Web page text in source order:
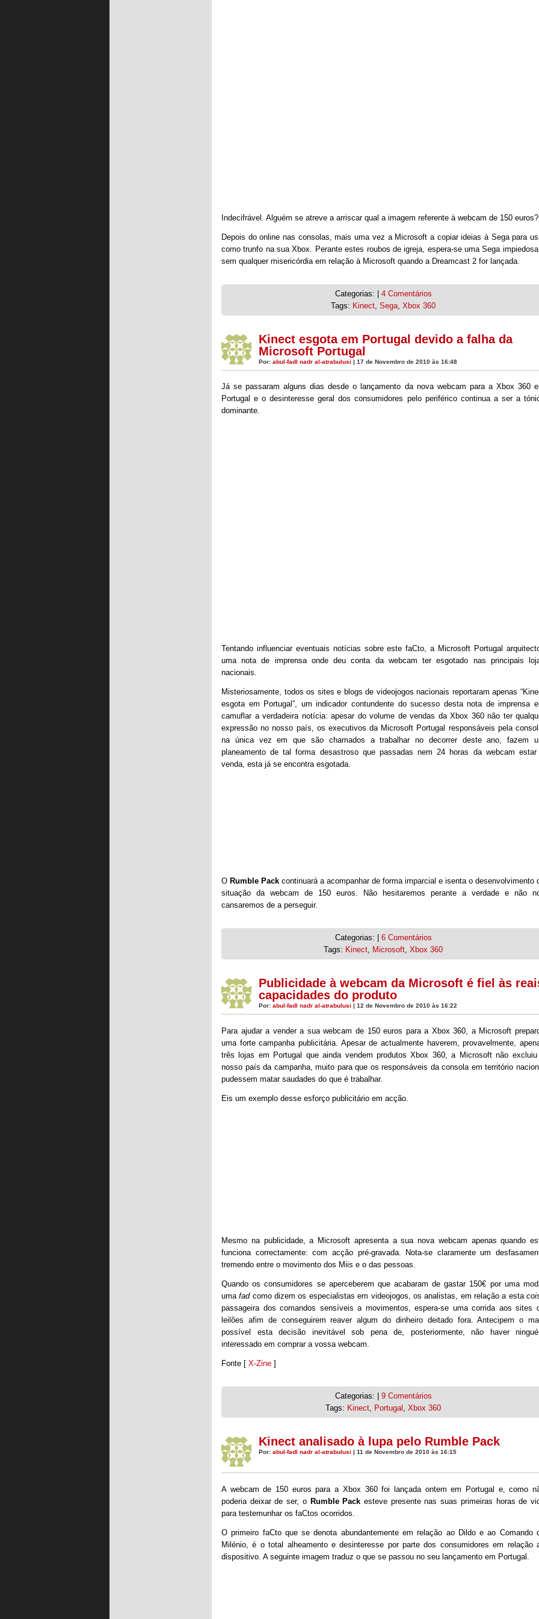
Indecifrável. Alguém se atreve a arriscar qual a imagem referente à webcam de 150 euros?
Depois do online nas consolas, mais uma vez a Microsoft a copiar ideias à Sega para
como trunfo na sua Xbox. Perante estes roubos de igreja, espera-se uma Sega
sem qualquer misericórdia em relação à Microsoft quando a Dreamcast 2 for lançada.
Categorias: | 4 Comentários
Tags: Kinect Sega Xbox 360
Kinect esgota em Portugal devido a falha da
Microsoft Portugal
Por: abul-fadl nadr al-atrabulusi | 17 de Novembro de 2010 às 16:48
Já se passaram alguns dias desde o lançamento da nova webcam para a Xbox 360
Portugal e o desinteresse geral dos consumidores pelo periférico continua a ser a
dominante.
Tentando influenciar eventuais notícias sobre este faCto, a Microsoft Portugal
uma nota de imprensa onde deu conta da webcam ter esgotado nas principais
nacionais.
Misteriosamente, todos os sites e blogs de videojogos nacionais reportaram apenas
esgota em Portugal”, um indicador contundente do sucesso desta nota de imprensa
camuflar a verdadeira notícia: apesar do volume de vendas da Xbox 360 não ter
expressão no nosso país, os executivos da Microsoft Portugal responsáveis pela
na única vez em que são chamados a trabalhar no decorrer deste ano, fazem
planeamento de tal forma desastroso que passadas nem 24 horas da webcam
venda, esta já se encontra esgotada.
O Rumble Pack continuará a acompanhar de forma imparcial e isenta o desenvolvimento
situação da webcam de 150 euros. Não hesitaremos perante a verdade e não
cansaremos de a perseguir.
Categorias: | 6 Comentários
Tags: Kinect, Microsoft, Xbox 360
Publicidade à webcam da Microsoft é fiel às
capacidades do produto
Por: abul-fadl nadr al-atrabulusi | 12 de Novembro de 2010 às 16:22
Para ajudar a vender a sua webcam de 150 euros para a Xbox 360, a Microsoft
uma forte campanha publicitária. Apesar de actualmente haverem, provavelmente,
três lojas em Portugal que ainda vendem produtos Xbox 360, a Microsoft não
nosso país da campanha, muito para que os responsáveis da consola em território
pudessem matar saudades do que é trabalhar.
Eis um exemplo desse esforço publicitário em acção.
Mesmo na publicidade, a Microsoft apresenta a sua nova webcam apenas quando
funciona correctamente: com acção pré-gravada. Nota-se claramente um
tremendo entre o movimento dos Miis e o das pessoas.
Quando os consumidores se aperceberem que acabaram de gastar 150€ por uma
umafad como dizem os especialistas em videojogos, os analistas, em relação a esta
passageira dos comandos sensíveis a movimentos, espera-se uma corrida aos sites
leilões afim de conseguirem reaver algum do dinheiro deitado fora. Antecipem o
possível esta decisão inevitável sob pena de, posteriormente, não haver
interessado em comprar a vossa webcam.
Fonte [ X-Zine ]
Categorias: | 9 Comentários
Tags: Kinect, Portugal , Xbox 360
Kinect analisado à lupa pelo Rumble Pack
Por: abul-fadl nadr al-atrabulusi | 11 de Novembro de 2010 às 16:15
A webcam de 150 euros para a Xbox 360 foi lançada ontem em Portugal e, como
poderia deixar de ser, o Rumble Pack esteve presente nas suas primeiras horas de
para testemunhar os faCtos ocorridos.
O primeiro faCto que se denota abundantemente em relação ao Dildo e ao Comando
Milénio, é o total alheamento e desinteresse por parte dos consumidores em relação
dispositivo. A seguinte imagem traduz o que se passou no seu lançamento em Portugal.